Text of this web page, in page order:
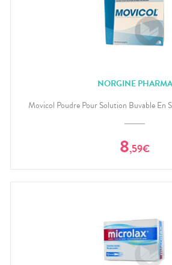
NORGINE PHARMA
Movicol Poudre Pour Solution Buvable En
8,59€